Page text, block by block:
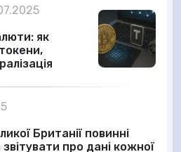
як
Британії повинні
про дані кожної